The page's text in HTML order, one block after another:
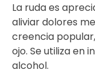
La ruda es
aliviar dolores
creencia
ojo. Se utiliza en
alcohol.